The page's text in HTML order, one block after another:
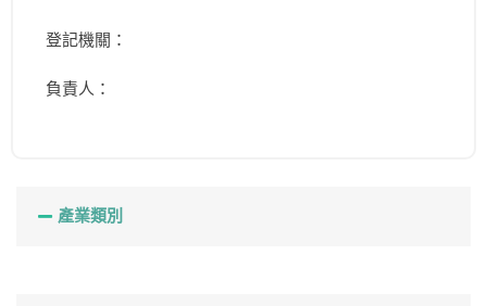
登記機關：
負責人：
產業類別